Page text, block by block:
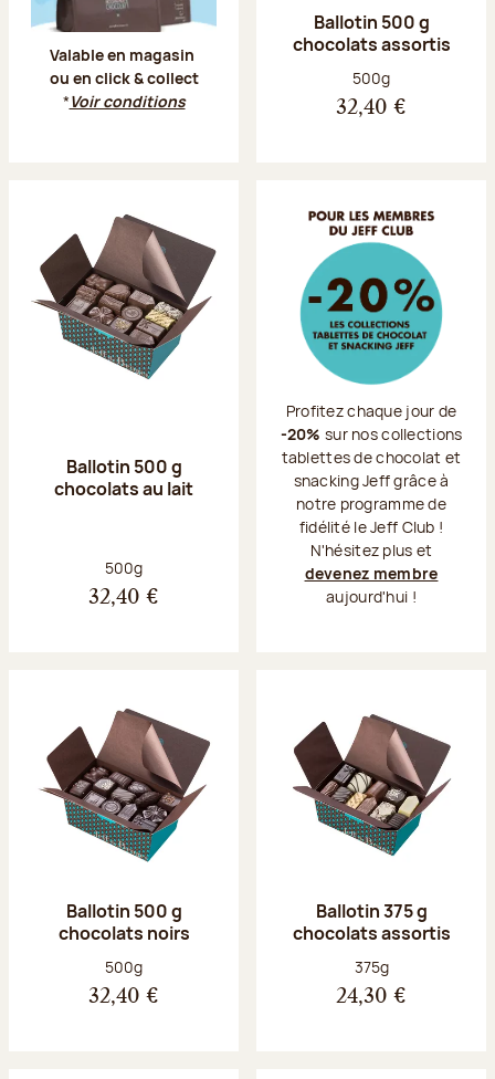
Valable en magasin
ou en click & collect
*Voir conditions
Ballotin 500 g
chocolats assortis
Poids net :
500g
32,40 €
Ballotin 500 g
chocolats au lait
Poids net :
500g
32,40 €
Profitez chaque jour de
-20% sur nos collections
tablettes de chocolat et
snacking Jeff grâce à
notre programme de
fidélité le Jeff Club !
N'hésitez plus et
devenez membre
aujourd'hui !
Ballotin 500 g
chocolats noirs
Poids net :
500g
32,40 €
Ballotin 375 g
chocolats assortis
Poids net :
375g
24,30 €